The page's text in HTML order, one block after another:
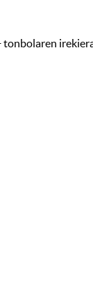
tonbolaren